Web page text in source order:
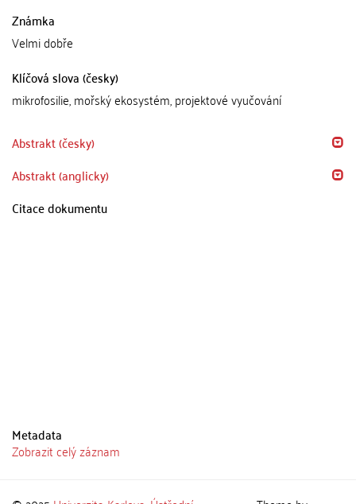
Známka
Velmi dobře
Klíčová slova (česky)
mikrofosilie, mořský ekosystém, projektové vyučování
Abstrakt (česky)
Abstrakt (anglicky)
Citace dokumentu
Metadata
Zobrazit celý záznam